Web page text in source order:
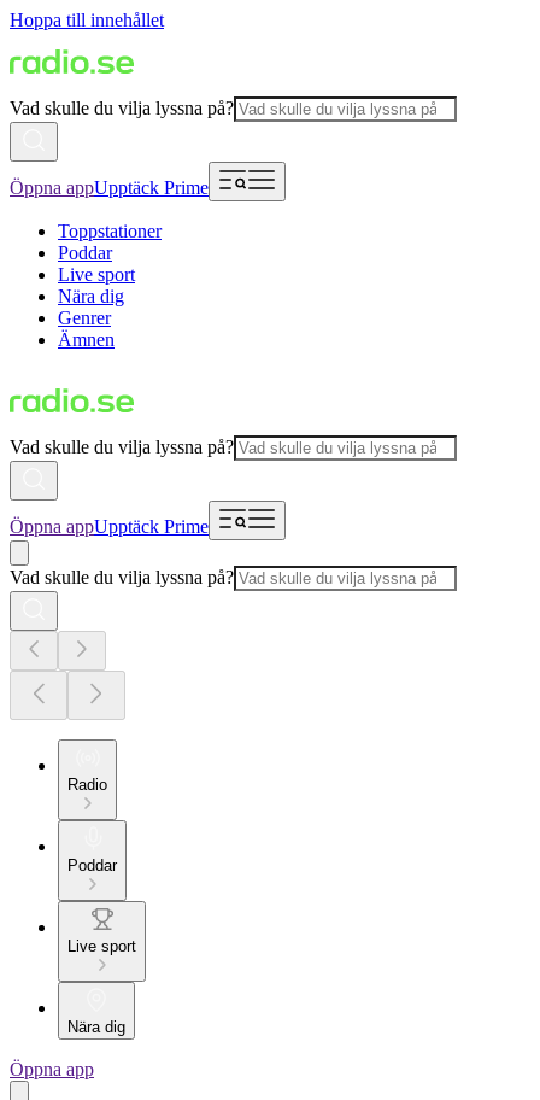
Hoppa till innehållet
Vad skulle du vilja lyssna på?
Öppna appUpptäck Prime
Toppstationer
Poddar
Live sport
Nära dig
Genrer
Ämnen
Vad skulle du vilja lyssna på?
Öppna appUpptäck Prime
Vad skulle du vilja lyssna på?
Radio
Poddar
Live sport
Nära dig
Öppna app